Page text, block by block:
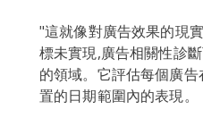
"這就像對廣告效果的現
標未實現,廣告相關性診
的領域。它評估每個廣
置的日期範圍內的表現。